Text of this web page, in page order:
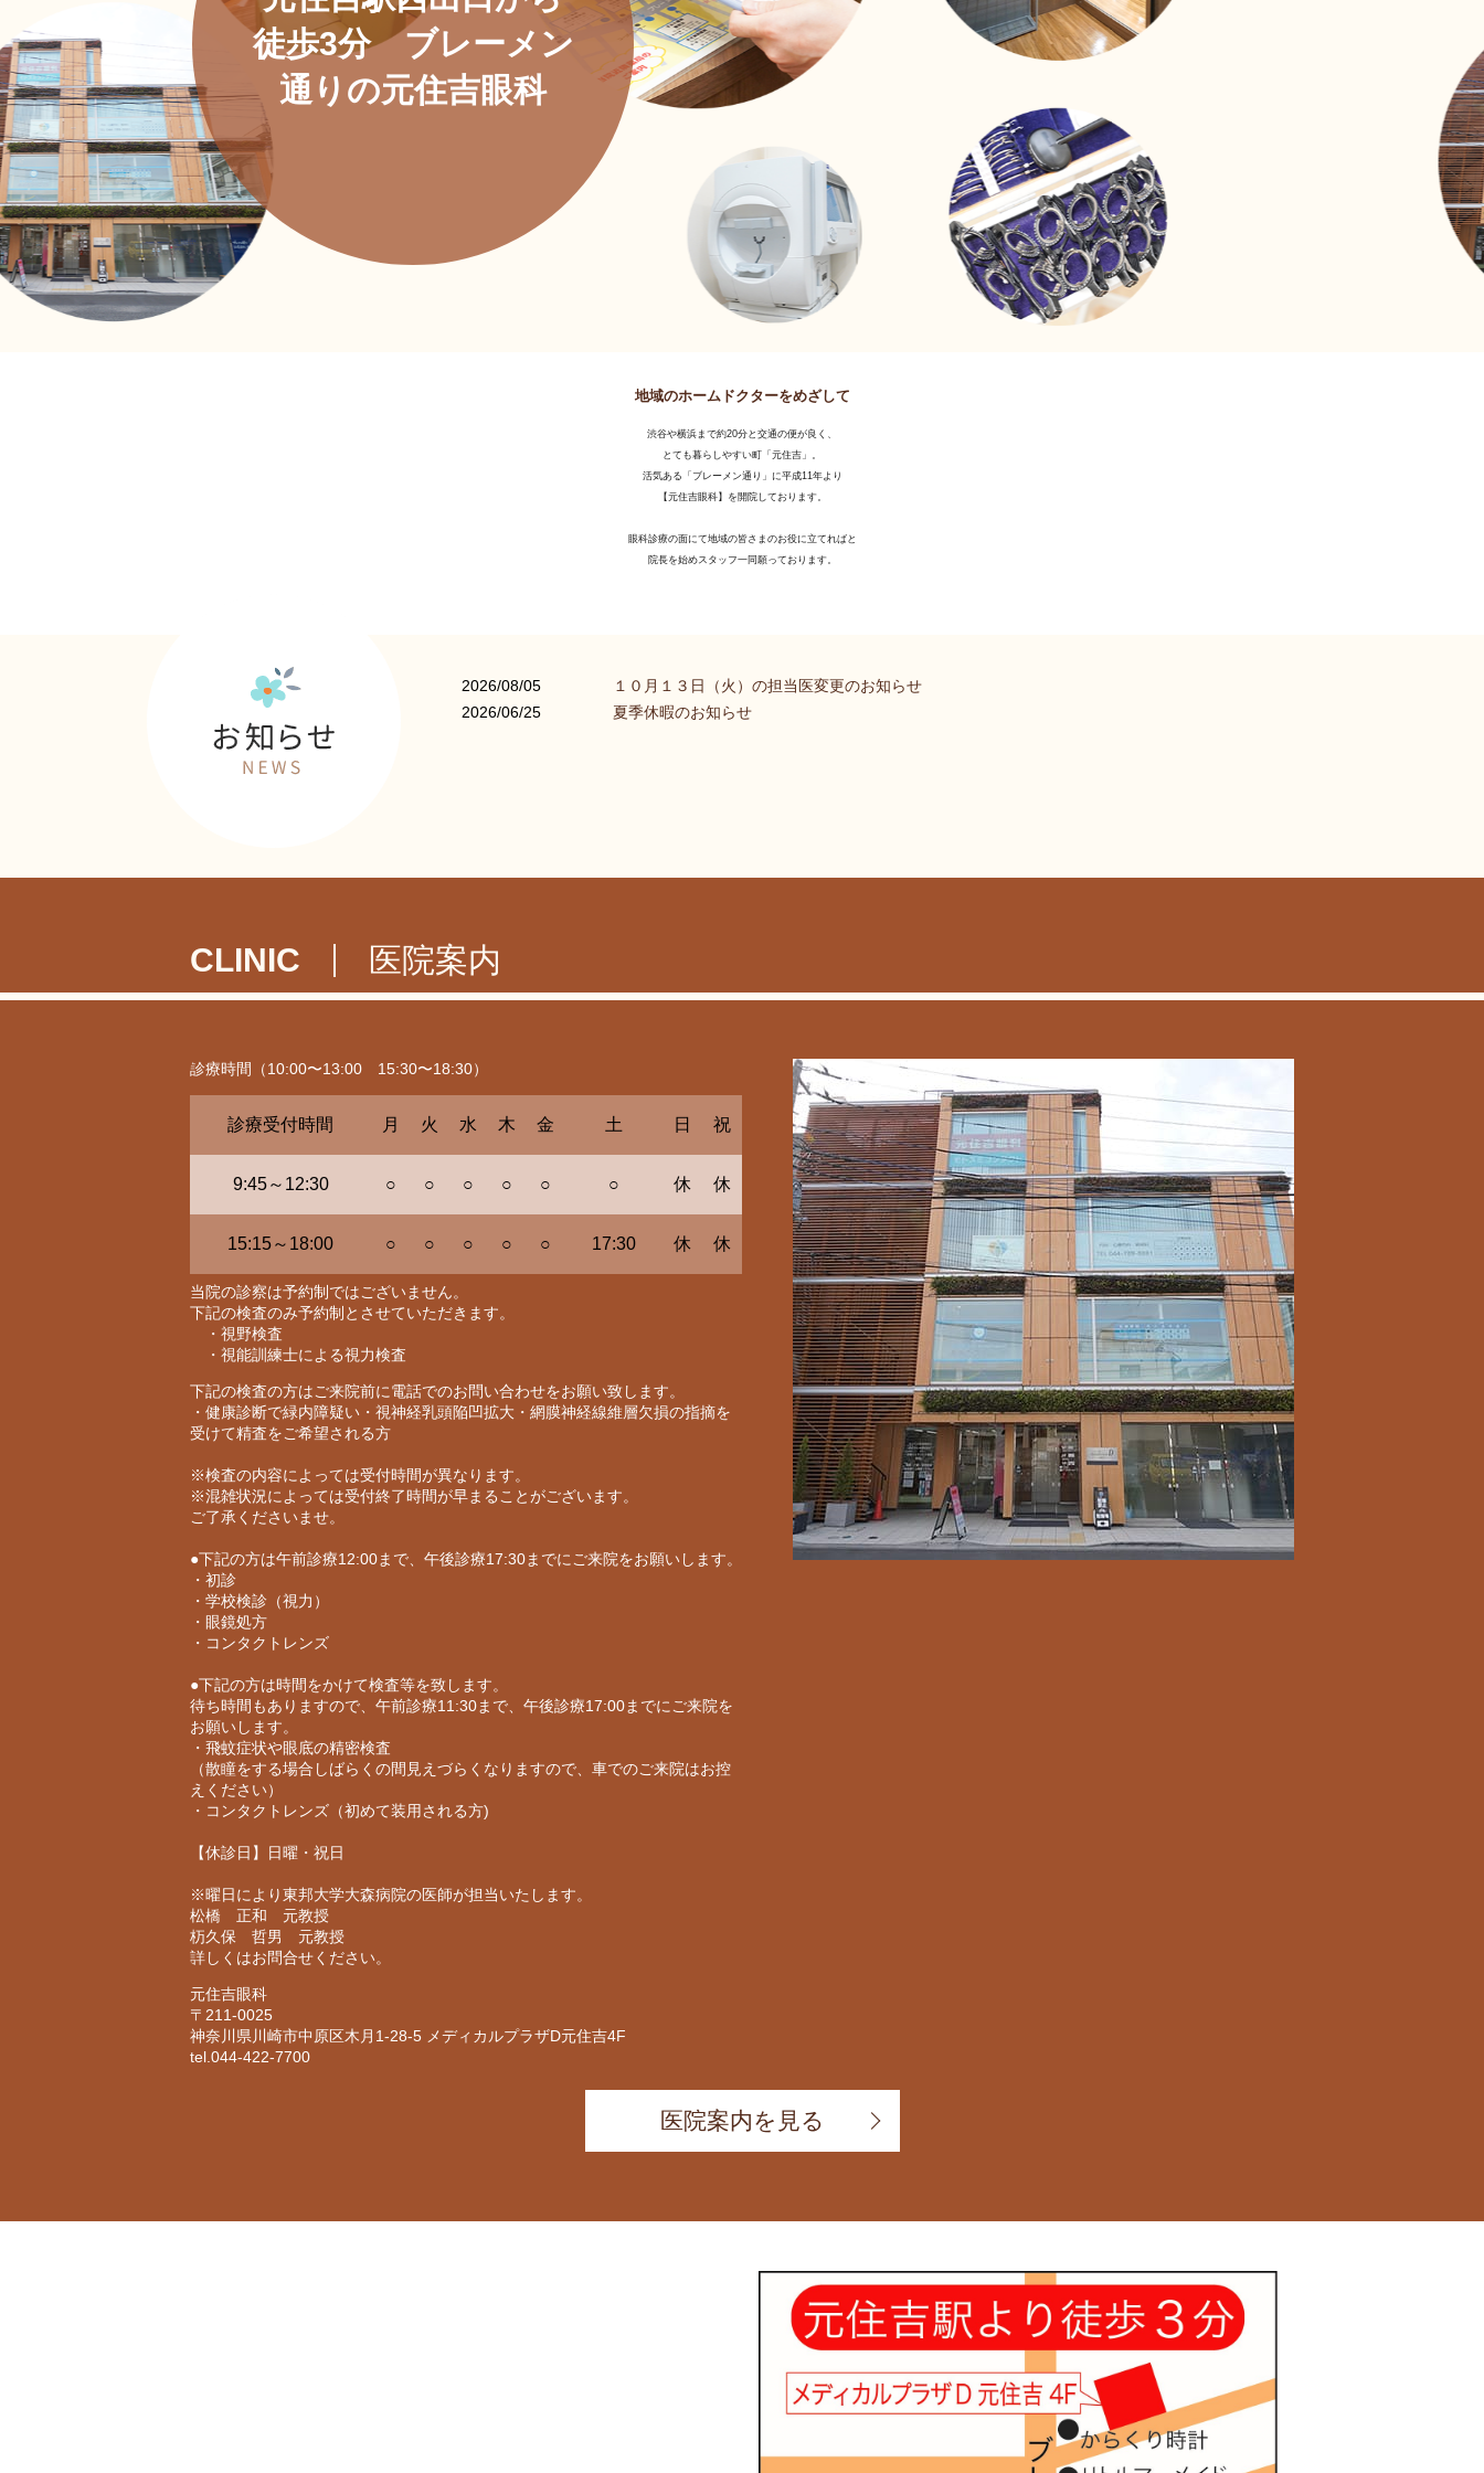
徒歩3分 ブレーメン
通りの元住吉眼科
地域のホームドクターをめざして
渋谷や横浜まで約20分と交通の便が良く、
とても暮らしやすい町「元住吉」。
活気ある「ブレーメン通り」に平成11年より
【元住吉眼科】を開院しております。
眼科診療の面にて地域の皆さまのお役に立てればと
院長を始めスタッフ一同願っております。
2026/08/05
１０月１３日（火）の担当医変更のお知らせ
2026/06/25
夏季休暇のお知らせ
CLINIC 医院案内
診療時間（10:00〜13:00 15:30〜18:30）
診療受付時間 月 火 水 木 金 土 日 祝
9:45～12:30 ○ ○ ○ ○ ○ ○ 休 休
15:15～18:00 ○ ○ ○ ○ ○ 17:30 休 休
当院の診察は予約制ではございません。
下記の検査のみ予約制とさせていただきます。
・視野検査
・視能訓練士による視力検査
下記の検査の方はご来院前に電話でのお問い合わせをお願い致します。
・健康診断で緑内障疑い・視神経乳頭陥凹拡大・網膜神経線維層欠損の指摘を
受けて精査をご希望される方
※検査の内容によっては受付時間が異なります。
※混雑状況によっては受付終了時間が早まることがございます。
ご了承くださいませ。
●下記の方は午前診療12:00まで、午後診療17:30までにご来院をお願いします。
・初診
・学校検診（視力）
・眼鏡処方
・コンタクトレンズ
●下記の方は時間をかけて検査等を致します。
待ち時間もありますので、午前診療11:30まで、午後診療17:00までにご来院を
お願いします。
・飛蚊症状や眼底の精密検査
（散瞳をする場合しばらくの間見えづらくなりますので、車でのご来院はお控
えください）
・コンタクトレンズ（初めて装用される方)
【休診日】日曜・祝日
※曜日により東邦大学大森病院の医師が担当いたします。
松橋 正和 元教授
杤久保 哲男 元教授
詳しくはお問合せください。
元住吉眼科
〒211-0025
神奈川県川崎市中原区木月1-28-5 メディカルプラザD元住吉4F
tel. 044-422-7700
医院案内を見る